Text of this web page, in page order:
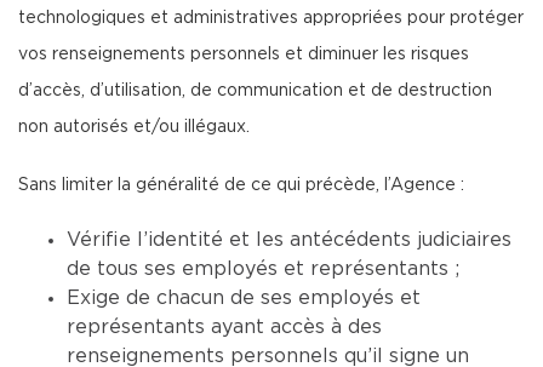
technologiques et administratives appropriées pour protéger
vos renseignements personnels et diminuer les risques
d’accès, d’utilisation, de communication et de destruction
non autorisés et/ou illégaux.
Sans limiter la généralité de ce qui précède, l’Agence :
Vérifie l’identité et les antécédents judiciaires
de tous ses employés et représentants ;
Exige de chacun de ses employés et
représentants ayant accès à des
renseignements personnels qu’il signe un